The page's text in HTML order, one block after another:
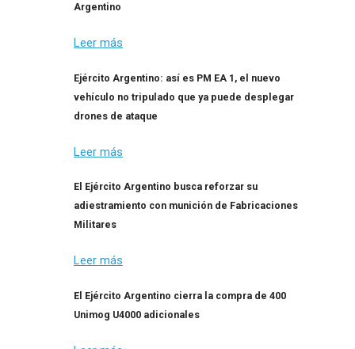
Argentino
Leer más
Ejército Argentino: así es PM EA 1, el nuevo
vehículo no tripulado que ya puede desplegar
drones de ataque
Leer más
El Ejército Argentino busca reforzar su
adiestramiento con munición de Fabricaciones
Militares
Leer más
El Ejército Argentino cierra la compra de 400
Unimog U4000 adicionales